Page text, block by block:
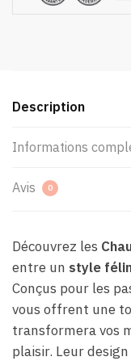
Description
Informations
Avis 0
Découvrez les
entre un style
Conçus pour les
vous offrent une
transformera vos
plaisir. Leur